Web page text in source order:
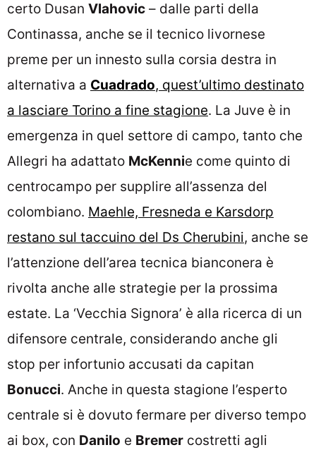
certo Dusan Vlahovic – dalle parti della
Continassa, anche se il tecnico livornese
preme per un innesto sulla corsia destra in
alternativa a Cuadrado, quest’ultimo destinato
a lasciare Torino a fine stagione. La Juve è in
emergenza in quel settore di campo, tanto che
Allegri ha adattato McKennie come quinto di
centrocampo per supplire all’assenza del
colombiano. Maehle, Fresneda e Karsdorp
restano sul taccuino del Ds Cherubini, anche se
l’attenzione dell’area tecnica bianconera è
rivolta anche alle strategie per la prossima
estate. La ‘Vecchia Signora’ è alla ricerca di un
difensore centrale, considerando anche gli
stop per infortunio accusati da capitan
Bonucci. Anche in questa stagione l’esperto
centrale si è dovuto fermare per diverso tempo
ai box, con Danilo e Bremer costretti agli